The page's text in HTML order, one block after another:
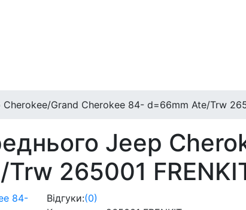
Grand Cherokee 84- d=66mm Ate/Trw
Jeep
265001
Відгуки:(0)